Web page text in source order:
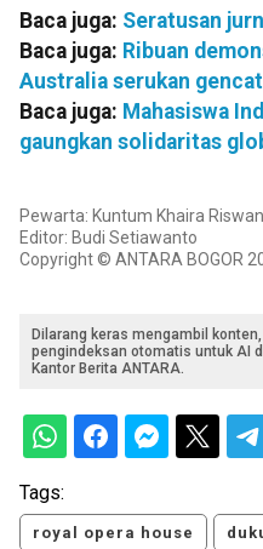
Baca juga: Seratusan
Baca juga: Ribuan
Australia serukan
Baca juga: Mahasiswa
gaungkan solidaritas
Pewarta: Kuntum Khaira Riswan
Editor: Budi Setiawanto
Copyright © ANTARA BOGOR
Dilarang keras mengambil
pengindeksan otomatis untuk AI
Kantor Berita ANTARA.
Tags:
royal opera house